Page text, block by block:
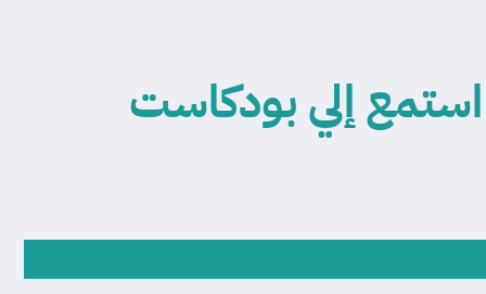
استمع إلي بودكاست